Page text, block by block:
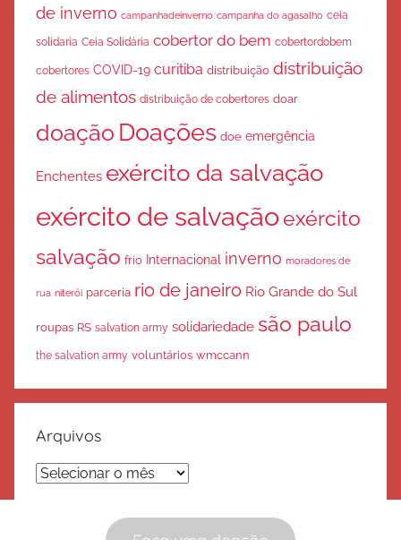
de inverno campanhadeinverno campanha do agasalho ceia
solidaria Ceia Solidária cobertor do bem cobertordobem
cobertores COVID-19 curitiba distribuição distribuição
de alimentos distribuição de cobertores doar
doação Doações doe emergência
Enchentes exército da salvação
exército de salvaçãoexército
salvação frio Internacional inverno moradores de
rua niterói parceria rio de janeiro Rio Grande do Sul
roupas RS salvation army solidariedade são paulo
the salvation army voluntários wmccann
Arquivos
Arquivos